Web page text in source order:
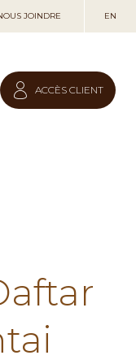
JOINDRE EN
ACCÈS CLIENT